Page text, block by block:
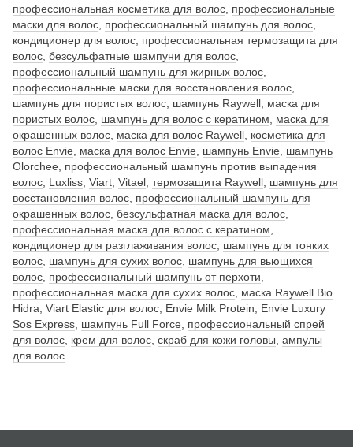
профессиональная косметика для волос профессиональные
маски для волос профессиональный шампунь для волос
кондиционер для волос профессиональная термозащита для
волос безсульфатные шампуни для волос
профессиональный шампунь для жирных волос
профессиональные маски для восстановления волос
шампунь для пористых волос шампунь Raywell маска для
пористых волос шампунь для волос с кератином
маска для
окрашенных волос маска для волос Raywell косметика для
волос Envie
маска для волос Envie шампунь Envie
шампунь
Olorchee
профессиональный шампунь против выпадения
волос Luxliss Viart Vitael термозащита Raywell шампунь для
восстановления волос профессиональный шампунь для
окрашенных волос безсульфатная маска для волос
профессиональная маска для волос с кератином
кондиционер для разглаживания волос шампунь для тонких
волос шампунь для сухих волос шампунь для вьющихся
волос профессиональный шампунь от перхоти
профессиональная маска для сухих волос маска Raywell Bio
Hidra Viart Elastic для волос Envie Milk Protein
Envie Luxury
Sos Express шампунь Full Force
профессиональный спрей
для волос крем для волос скраб для кожи головы ампулы
для волос